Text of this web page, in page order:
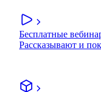
Бесплатные
Рассказывают и